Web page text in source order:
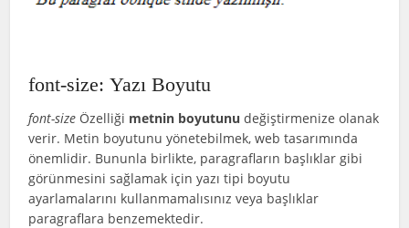
font-size: Yazı Boyutu
font-size Özelliği metnin boyutunu değiştirmenize olanak
verir. Metin boyutunu yönetebilmek, web tasarımında
önemlidir. Bununla birlikte, paragrafların başlıklar gibi
görünmesini sağlamak için yazı tipi boyutu
ayarlamalarını kullanmamalısınız veya başlıklar
paragraflara benzemektedir.